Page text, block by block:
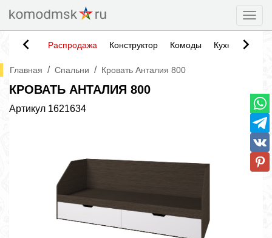
Распродажа Конструктор Комоды Кухни
Главная / Спальни / Кровать Анталия 800
КРОВАТЬ АНТАЛИЯ 800
Артикул 1621634